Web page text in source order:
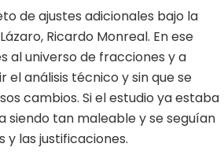
de ajustes adicionales bajo la
Ricardo Monreal. En ese
al universo de fracciones y a
el análisis técnico y sin que se
cambios. Si el estudio ya estaba
siendo tan maleable y se seguían
las justificaciones.